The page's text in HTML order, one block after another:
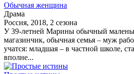
Обычная женщина
Драма
Россия, 2018, 2 сезона
У 39-летней Марины обычный
магазинчик, обычная семья – муж
учатся: младшая – в частной школе,
вполне...